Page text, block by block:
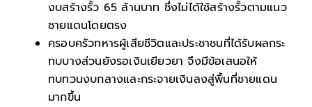
งบสร้างรั้ว 65 ล้านบาท ซึ่งไม่ได้ใช้สร้างรั้วตามแนว
ชายแดนโดยตรง
ครอบครัวทหารผู้เสียชีวิตและประชาชนที่ได้รับผลกระ
ทบบางส่วนยังรอเงินเยียวยา จึงมีข้อเสนอให้
ทบทวนงบกลางและกระจายเงินลงสู่พื้นที่ชายแดน
มากขึ้น